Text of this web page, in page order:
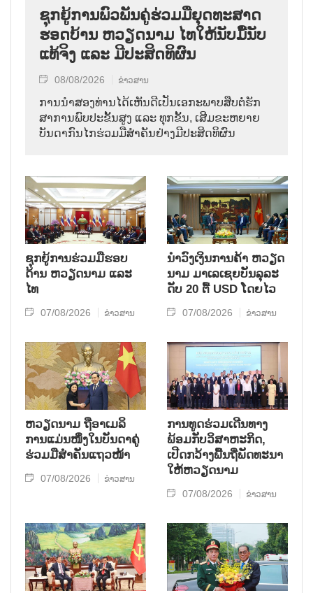
ຊຸກ​ຍູ້​ການ​ພົວ​ພັນ​ຄູ່​ຮ່ວມ​ມື​ຍຸດ​ທະ​ສາດ​
ຮອດ​ບ້ານ ຫວຽດ​ນາມ ໄທ​ໃຫ້​ນັບ​ມື້​ນັບ​
ແທ້​ຈິງ ແລະ ມີ​ປະ​ສິດ​ທິ​ຜົນ
08/08/2026 ຂ່າວສານ
ການ​ນຳ​ສອງ​ທ່ານ​ໄດ້​ເຫັນ​ດີ​ເປັນ​ເອ​ກະ​ພາບ​ສືບ​ຕໍ່​ຮັກ​
ສາ​ການ​ພົບ​ປະ​ຂັ້ນ​ສູງ ແລະ ທຸກ​ຂັ້ນ, ເສີມ​ຂະ​ຫຍາຍ​
ບັນ​ດາ​ກົນ​ໄກ​ຮ່ວມ​ມື​ສຳ​ຄັນ​ຢ່າງ​ມີ​ປະ​ສິດ​ທິ​ຜົນ
ຊຸກຍູ້ການຮ່ວມມືຮອບ
ດ້ານ ຫວຽດນາມ ແລະ
ໄທ
07/08/2026 ຂ່າວສານ
ນຳ​ວົງ​ເງິນ​ການ​ຄ້າ ຫວຽດ​
ນາມ ມາ​ເລ​ເຊຍ​ບັນ​ລຸ​ລະ​
ດັບ 20 ຕື້ USD ໂດຍ​ໄວ
07/08/2026 ຂ່າວສານ
ຫ​ວຽດ​ນາມ ຖື​ອາ​ເມ​ລິ​
ການ​ແມ່ນ​ໜຶ່ງ​ໃນ​ບັນ​ດາ​ຄູ່​
ຮ່ວມ​ມື​ສຳ​ຄັນ​ແຖວ​ໜ້າ
07/08/2026 ຂ່າວສານ
ການ​ທູດ​ຮ່ວມ​ເດີນ​ທາງ​
ພ້ອມກັບ​ວິ​ສາ​ຫະ​ກ​ິດ,
ເປີດກວ້າງ​ພື້ນ​ຖີ່​ພັດ​ທະ​ນາ​
ໃຫ້​ຫວຽດ​ນາມ
07/08/2026 ຂ່າວສານ